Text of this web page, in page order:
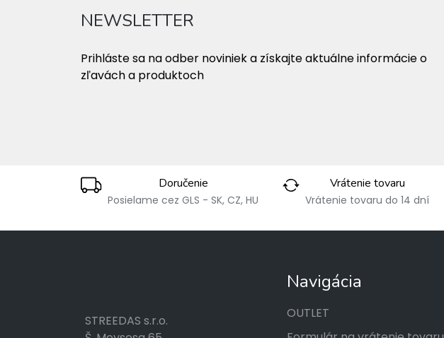
NEWSLETTER
Prihláste sa na odber noviniek a získajte aktuálne informácie o
zľavách a produktoch
Doručenie
Posielame cez GLS - SK, CZ, HU
Vrátenie tovaru
Vrátenie tovaru do 14 dní
STREEDAS s.r.o.
Navigácia
OUTLET